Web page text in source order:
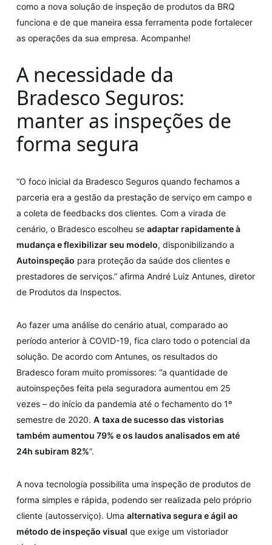
como a nova solução de inspeção de produtos da BRQ
funciona e de que maneira essa ferramenta pode fortalecer
as operações da sua empresa. Acompanhe!
A necessidade da
Bradesco Seguros:
manter as inspeções de
forma segura
“O foco inicial da Bradesco Seguros quando fechamos a
parceria era a gestão da prestação de serviço em campo e
a coleta de feedbacks dos clientes. Com a virada de
cenário, o Bradesco escolheu se adaptar rapidamente à
mudança e flexibilizar seu modelo, disponibilizando a
Autoinspeção para proteção da saúde dos clientes e
prestadores de serviços.” afirma André Luiz Antunes, diretor
de Produtos da Inspectos.
Ao fazer uma análise do cenário atual, comparado ao
período anterior à COVID-19, fica claro todo o potencial da
solução. De acordo com Antunes, os resultados do
Bradesco foram muito promissores: “a quantidade de
autoinspeções feita pela seguradora aumentou em 25
vezes – do início da pandemia até o fechamento do 1º
semestre de 2020. A taxa de sucesso das vistorias
também aumentou 79% e os laudos analisados em até
24h subiram 82%”.
A nova tecnologia possibilita uma inspeção de produtos de
forma simples e rápida, podendo ser realizada pelo próprio
cliente (autosserviço). Uma alternativa segura e ágil ao
método de inspeção visual que exige um vistoriador